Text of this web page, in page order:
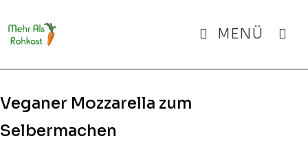
Inhalt
springen
MENÜ
Veganer Mozzarella zum
Selbermachen